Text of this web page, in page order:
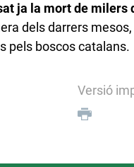
ja la mort de milers
dels darrers mesos,
pels boscos catalans.
Versió